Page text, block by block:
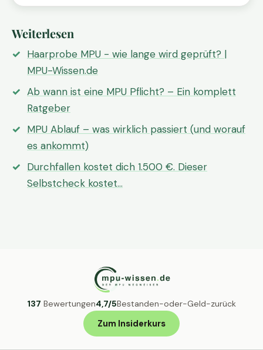
Weiterlesen
Haarprobe MPU - wie lange wird geprüft? |
MPU-Wissen.de
Ab wann ist eine MPU Pflicht? – Ein komplett
Ratgeber
MPU Ablauf – was wirklich passiert (und worauf
es ankommt)
Durchfallen kostet dich 1.500 €. Dieser
Selbstcheck kostet…
137 Bewertungen4,7/5Bestanden-oder-Geld-zurück
Zum Insiderkurs